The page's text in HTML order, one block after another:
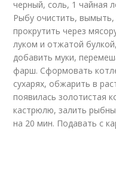
черный, соль, 1 чайная
Рыбу очистить,
прокрутить через
луком и отжатой
добавить муки,
фарш. Сформовать
сухарях, обжарить в
появилась золотистая
кастрюлю, залить
на 20 мин. Подавать с